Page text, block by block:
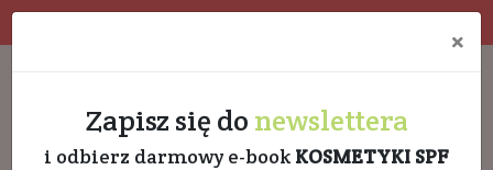
×
Zapisz się do newslettera
i odbierz darmowy e-book KOSMETYKI SPF